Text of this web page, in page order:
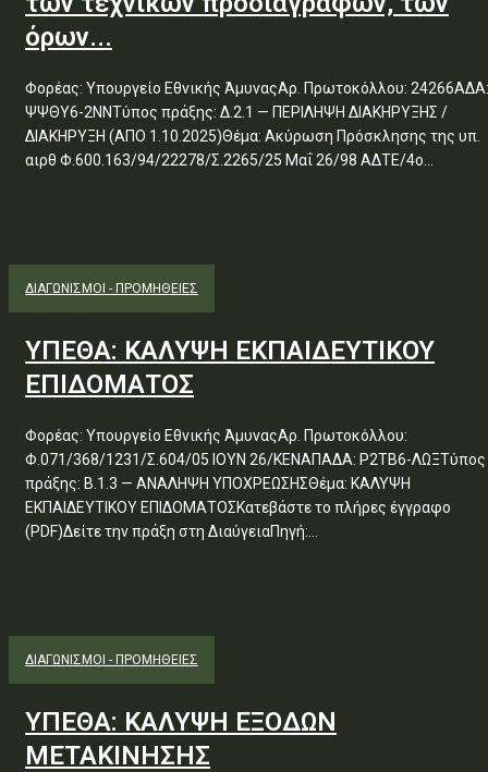
όρων...
Φορέας: Υπουργείο Εθνικής ΆμυναςΑρ. Πρωτοκόλλου: 24266ΑΔΑ:
ΨΨΘΥ6-2ΝΝΤύπος πράξης: Δ.2.1 — ΠΕΡΙΛΗΨΗ ΔΙΑΚΗΡΥΞΗΣ /
ΔΙΑΚΗΡΥΞΗ (ΑΠΟ 1.10.2025)Θέμα: Ακύρωση Πρόσκλησης της υπ.
αιρθ Φ.600.163/94/22278/Σ.2265/25 Μαΐ 26/98 ΑΔΤΕ/4ο...
ΔΙΑΓΩΝΙΣΜΟΊ - ΠΡΟΜΉΘΕΙΕΣ
ΥΠΕΘΑ: ΚΑΛΥΨΗ ΕΚΠΑΙΔΕΥΤΙΚΟΥ
ΕΠΙΔΟΜΑΤΟΣ
Φορέας: Υπουργείο Εθνικής ΆμυναςΑρ. Πρωτοκόλλου:
Φ.071/368/1231/Σ.604/05 ΙΟΥΝ 26/ΚΕΝΑΠΑΔΑ: Ρ2ΤΒ6-ΛΩΞΤύπος
πράξης: Β.1.3 — ΑΝΑΛΗΨΗ ΥΠΟΧΡΕΩΣΗΣΘέμα: ΚΑΛΥΨΗ
ΕΚΠΑΙΔΕΥΤΙΚΟΥ ΕΠΙΔΟΜΑΤΟΣΚατεβάστε το πλήρες έγγραφο
(PDF)Δείτε την πράξη στη ΔιαύγειαΠηγή:...
ΔΙΑΓΩΝΙΣΜΟΊ - ΠΡΟΜΉΘΕΙΕΣ
ΥΠΕΘΑ: ΚΑΛΥΨΗ ΕΞΟΔΩΝ
ΜΕΤΑΚΙΝΗΣΗΣ